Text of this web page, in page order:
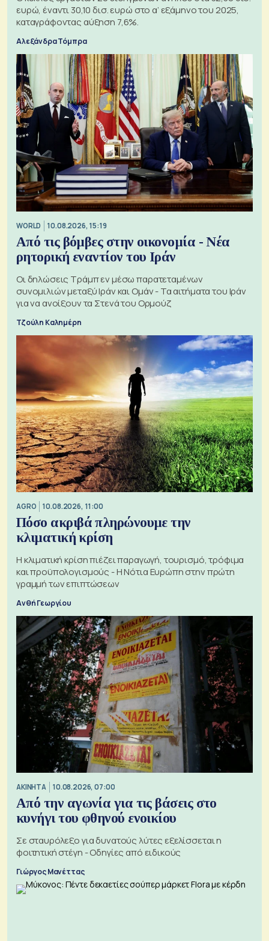
ευρώ, έναντι 30,10 δισ. ευρώ στο α’ εξάμηνο του 2025,
καταγράφοντας αύξηση 7,6%.
Αλεξάνδρα Τόμπρα
WORLD 10.08.2026, 15:19
Από τις βόμβες στην οικονομία - Νέα
ρητορική εναντίον του Ιράν
Οι δηλώσεις Τράμπ εν μέσω παρατεταμένων
συνομιλιών μεταξύ Ιράν και Ομάν - Τα αιτήματα του Ιράν
για να ανοίξουν τα Στενά του Ορμούζ
Τζούλη Καλημέρη
AGRO 10.08.2026, 11:00
Πόσο ακριβά πληρώνουμε την
κλιματική κρίση
Η κλιματική κρίση πιέζει παραγωγή, τουρισμό, τρόφιμα
και προϋπολογισμούς - Η Νότια Ευρώπη στην πρώτη
γραμμή των επιπτώσεων
Ανθή Γεωργίου
ΑΚΙΝΗΤΑ 10.08.2026, 07:00
Από την αγωνία για τις βάσεις στο
κυνήγι του φθηνού ενοικίου
Σε σταυρόλεξο για δυνατούς λύτες εξελίσσεται η
φοιτητική στέγη - Οδηγίες από ειδικούς
Γιώργος Μανέττας